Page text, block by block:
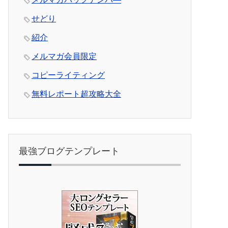
せどり
紹介
メルマガ会員限定
コピーライティング
無料レポート超攻略大全
最強ブログテンプレート